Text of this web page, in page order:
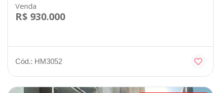
Venda
R$ 930.000
Cód.: HM3052